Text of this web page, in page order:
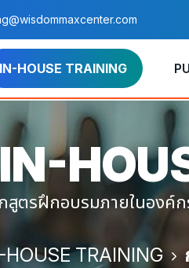
IN-HOUSE TRAINING
IN-
สูตรฝึกอบรมภายในองค์
HOUSE TRAINING